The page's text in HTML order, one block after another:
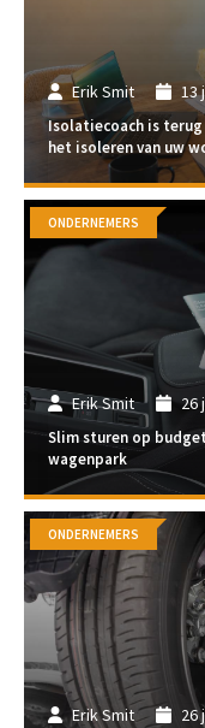
Erik Smit 13
Isolatiecoach is terug
het isoleren van uw
Erik Smit 26
Slim sturen op
wagenpark
ONDERNEMERS
Erik Smit 26
ONDERNEMERS